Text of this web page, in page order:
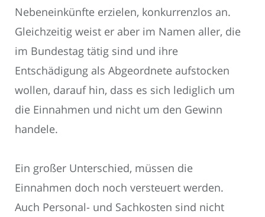
Nebeneinkünfte erzielen, konkurrenzlos an.
Gleichzeitig weist er aber im Namen aller, die
im Bundestag tätig sind und ihre
Entschädigung als Abgeordnete aufstocken
wollen, darauf hin, dass es sich lediglich um
die Einnahmen und nicht um den Gewinn
handele.
Ein großer Unterschied, müssen die
Einnahmen doch noch versteuert werden.
Auch Personal- und Sachkosten sind nicht